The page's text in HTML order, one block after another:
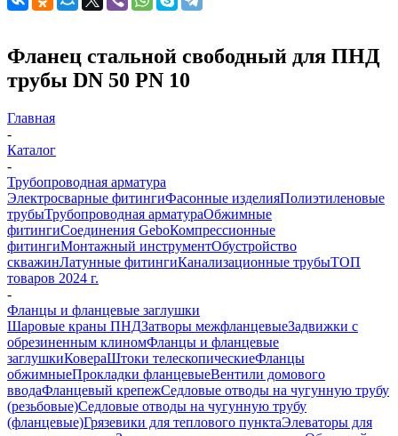
Фланец стальной свободный для ПНД
трубы DN 50 PN 10
Главная
-
Каталог
-
Трубопроводная арматура
Электросварные фитингиФасонные изделияПолиэтиленовые
трубыТрубопроводная арматураОбжимные
фитингиСоединения GeboКомпрессионные
фитингиМонтажный инструментОбустройство
скважинЛатунные фитингиКанализационные трубыТОП
товаров 2024 г.
-
Фланцы и фланцевые заглушки
Шаровые краны ПНДЗатворы межфланцевыеЗадвижки с
обрезиненным клиномФланцы и фланцевые
заглушкиКовераШтоки телескопическиеФланцы
обжимныеПрокладки фланцевыеВентили домового
вводаФланцевый крепежСедловые отводы на чугунную трубу
(резьбовые)Седловые отводы на чугунную трубу
(фланцевые)Грязевики для теплового пунктаЭлеваторы для